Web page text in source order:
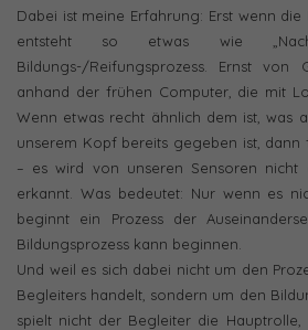
Dabei ist meine Erfahrung: Erst wenn
entsteht so etwas wie
Bildungs-/Reifungsprozess. Ernst von
anhand der frühen Computer, die mit
Wenn etwas recht ähnlich dem ist, was
unserem Kopf bereits gegeben ist, dann
– es wird von unseren Sensoren nicht
erkannt. Was bedeutet: Nur wenn es
beginnt ein Prozess der
Bildungsprozess kann beginnen.
Und weil es sich dabei nicht um den
Begleiters handelt, sondern um den
spielt nicht der Begleiter die Hauptrolle,